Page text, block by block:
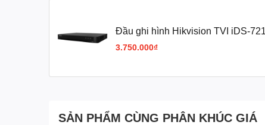
Đầu ghi hình Hikvision TVI iDS-
kênh
3.750.000₫
SẢN PHẨM CÙNG PHÂN KHÚC GIÁ